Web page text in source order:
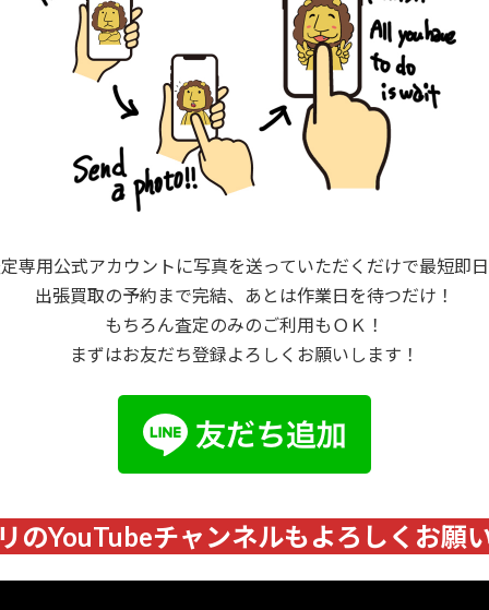
専用公式アカウントに写真を送っていただくだけで最短即
出張買取の予約まで完結、あとは作業日を待つだけ！
もちろん査定のみのご利用もＯＫ！
まずはお友だち登録よろしくお願いします！
のYouTubeチャンネルもよろしくお願